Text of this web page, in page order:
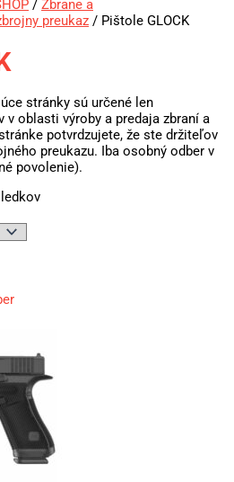
/ Zbrane a
preukaz / Pištole GLOCK
stránky sú určené len
oblasti výroby a predaja zbraní a
potvrdzujete, že ste držiteľov
preukazu. Iba osobný odber v
povolenie).